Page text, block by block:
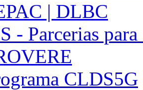
| DLBC
- Parcerias
CLDS5G